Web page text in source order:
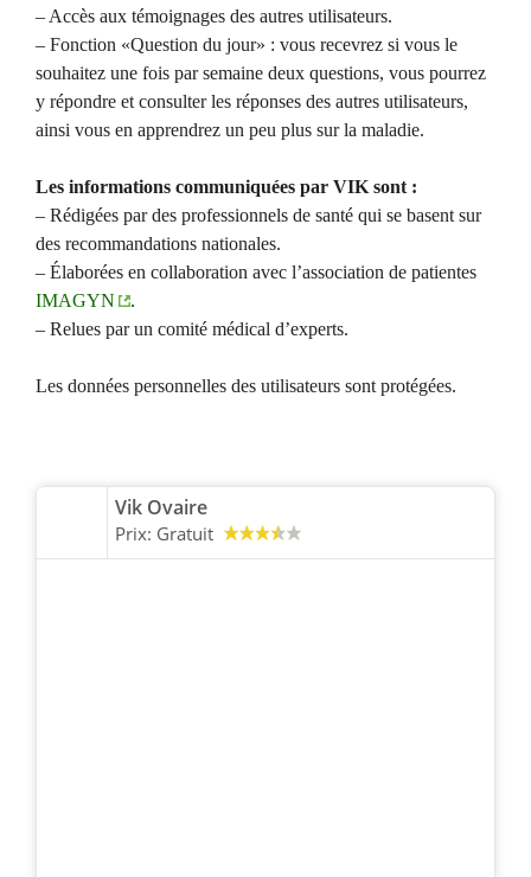
– Accès aux témoignages des autres utilisateurs.
– Fonction «Question du jour» : vous recevrez si vous le
souhaitez une fois par semaine deux questions, vous pourrez
y répondre et consulter les réponses des autres utilisateurs,
ainsi vous en apprendrez un peu plus sur la maladie.
Les informations communiquées par VIK sont :
– Rédigées par des professionnels de santé qui se basent sur
des recommandations nationales.
– Élaborées en collaboration avec l’association de patientes
IMAGYN
.
– Relues par un comité médical d’experts.
Les données personnelles des utilisateurs sont protégées.
Vik Ovaire
Prix: Gratuit